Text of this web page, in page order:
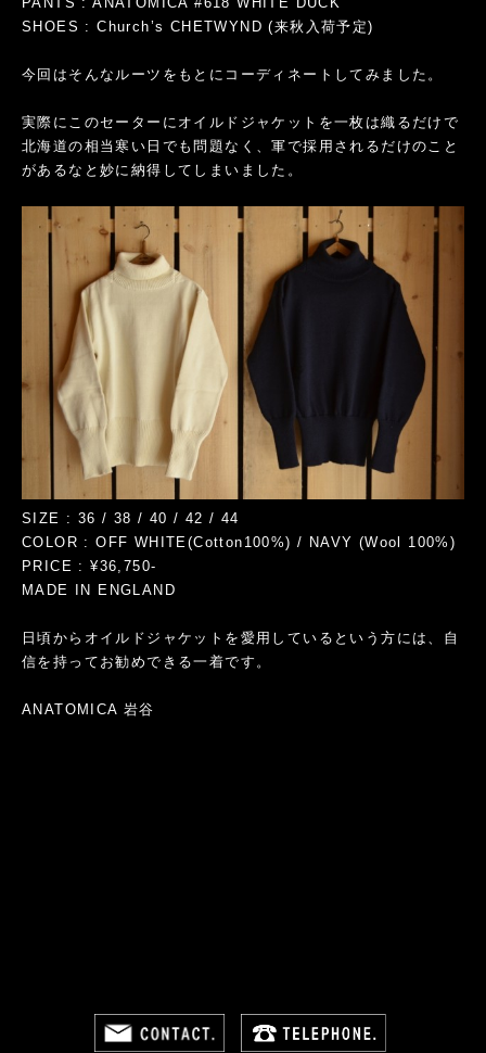
SHOES : Church’s CHETWYND (来秋入荷予定)
今回はそんなルーツをもとにコーディネートしてみました。
実際にこのセーターにオイルドジャケットを一枚は織るだけで
北海道の相当寒い日でも問題なく、軍で採用されるだけのこと
があるなと妙に納得してしまいました。
SIZE : 36 / 38 / 40 / 42 / 44
COLOR : OFF WHITE(Cotton100%) / NAVY (Wool 100%)
PRICE : ¥36,750-
MADE IN ENGLAND
日頃からオイルドジャケットを愛用しているという方には、自
信を持ってお勧めできる一着です。
ANATOMICA 岩谷